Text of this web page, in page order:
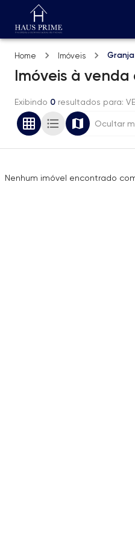
Home Imóveis
Imóveis à venda
Exibindo 0 resultados para:
Ocultar
Nenhum imóvel encontrado